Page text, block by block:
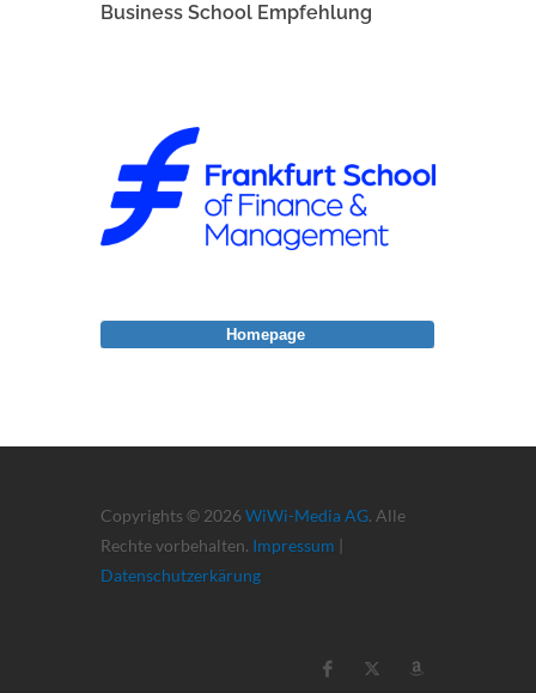
Business School Empfehlung
Copyrights © 2026 WiWi-Media AG. Alle
Rechte vorbehalten. Impressum |
Datenschutzerkärung
Homepage